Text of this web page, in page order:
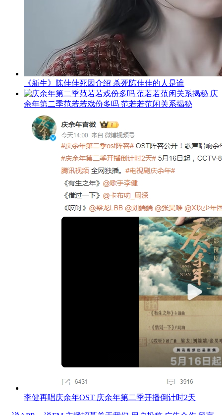
《新生》陈佳佳死因介绍 杀死陈佳佳的人是谁
庆
余年第二季范若若戏份多吗 范若若范闲关系揭秘
李健再唱庆余年OST 庆余年第二季开播倒计时2天